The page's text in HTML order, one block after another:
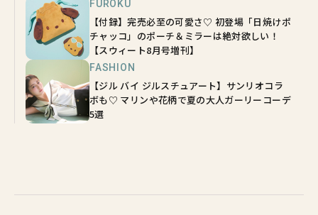
FUROKU
【付録】完売必至の可愛さ♡ 初登場「日焼けポ
チャッコ」のポーチ＆ミラーは絶対欲しい！
【スウィート8月号増刊】
FASHION
【ジル バイ ジルスチュアート】サンリオコラ
ボも♡ マリンや花柄で夏の大人ガーリーコーデ
5選